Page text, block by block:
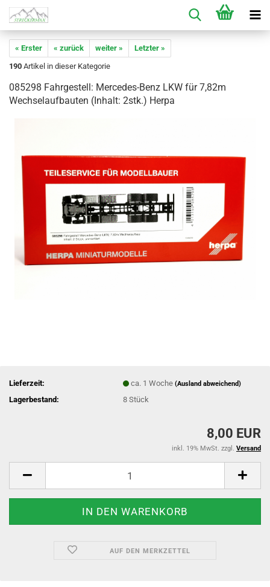
« Erster « zurück weiter »
Letzter »
190 Artikel in dieser Kategorie
085298 Fahrgestell: Mercedes-Benz LKW für 7,82m
Wechselaufbauten (Inhalt: 2stk.) Herpa
Lieferzeit: ca. 1 Woche(Ausland abweichend)
Lagerbestand: 8Stück
8,00 EUR
inkl. 19% MwSt. zzgl. Versand
AUF DEN MERKZETTEL